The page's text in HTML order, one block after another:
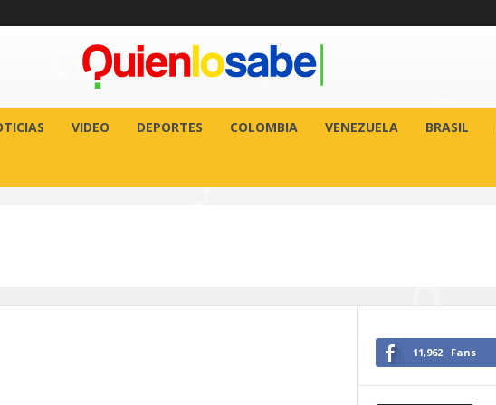
VIDEO DEPORTES COLOMBIA VENEZUELA BRASIL
11,962 Fans